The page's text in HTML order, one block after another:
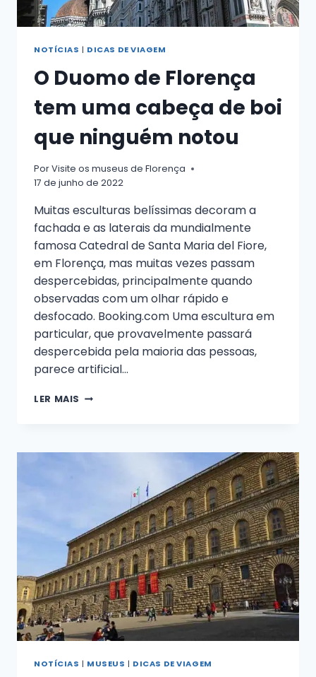
NOTÍCIAS | DICAS DE VIAGEM
O Duomo de Florença
tem uma cabeça de boi
que ninguém notou
PorVisite os museus de Florença
17 de junho de 2022
Muitas esculturas belíssimas decoram a
fachada e as laterais da mundialmente
famosa Catedral de Santa Maria del Fiore,
em Florença, mas muitas vezes passam
despercebidas, principalmente quando
observadas com um olhar rápido e
desfocado. Booking.com Uma escultura em
particular, que provavelmente passará
despercebida pela maioria das pessoas,
parece artificial...
LER MAIS O
TEM
QUE
NINGUÉM
NOTOU
NOTÍCIAS | MUSEUS | DICAS DE VIAGEM